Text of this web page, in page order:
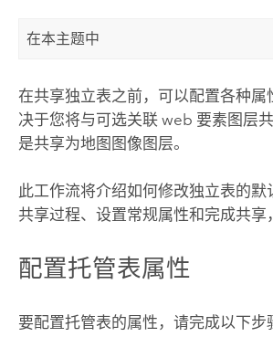
在本主题中
在共享独立表之前，可以配置各种属
决于您将与可选关联 web 要素图层
是共享为地图图像图层。
此工作流将介绍如何修改独立表的默
共享过程、设置常规属性和完成共享
配置托管表属性
要配置托管表的属性，请完成以下步